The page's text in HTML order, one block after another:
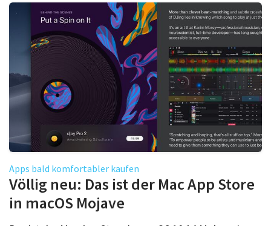
Apps bald komfortabler kaufen
Völlig neu: Das ist der Mac App Store
in macOS Mojave